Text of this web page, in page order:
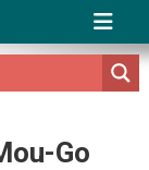
Go